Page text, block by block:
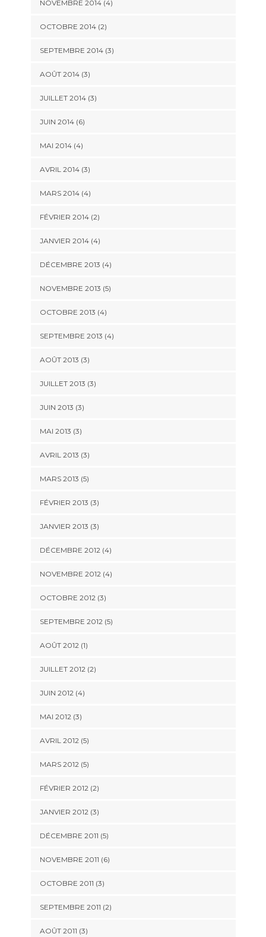
NOVEMBRE 2014(4)
OCTOBRE 2014(2)
SEPTEMBRE 2014(3)
AOÛT 2014(3)
JUILLET 2014(3)
JUIN 2014(6)
MAI 2014(4)
AVRIL 2014(3)
MARS 2014(4)
FÉVRIER 2014(2)
JANVIER 2014(4)
DÉCEMBRE 2013 (4)
NOVEMBRE 2013 (5)
OCTOBRE 2013 (4)
SEPTEMBRE 2013 (4)
AOÛT 2013 (3)
JUILLET 2013 (3)
JUIN 2013 (3)
MAI 2013 (3)
AVRIL 2013 (3)
MARS 2013 (5)
FÉVRIER 2013 (3)
JANVIER 2013 (3)
DÉCEMBRE 2012(4)
NOVEMBRE 2012(4)
OCTOBRE 2012(3)
SEPTEMBRE 2012(5)
AOÛT 2012(1)
JUILLET 2012(2)
JUIN 2012(4)
MAI 2012(3)
AVRIL 2012(5)
MARS 2012(5)
FÉVRIER 2012(2)
JANVIER 2012(3)
DÉCEMBRE 2011 (5)
NOVEMBRE 2011 (6)
OCTOBRE 2011 (3)
SEPTEMBRE 2011 (2)
AOÛT 2011 (3)